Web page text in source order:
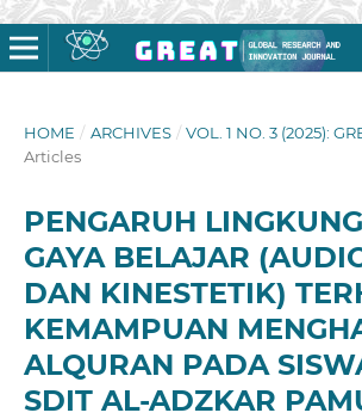
HOME / ARCHIVES / VOL. 1 NO. 3 (2025):
Articles
PENGARUH
GAYA BELAJAR
DAN KINESTETIK)
KEMAMPUAN
ALQURAN PADA
SDIT AL-ADZKAR